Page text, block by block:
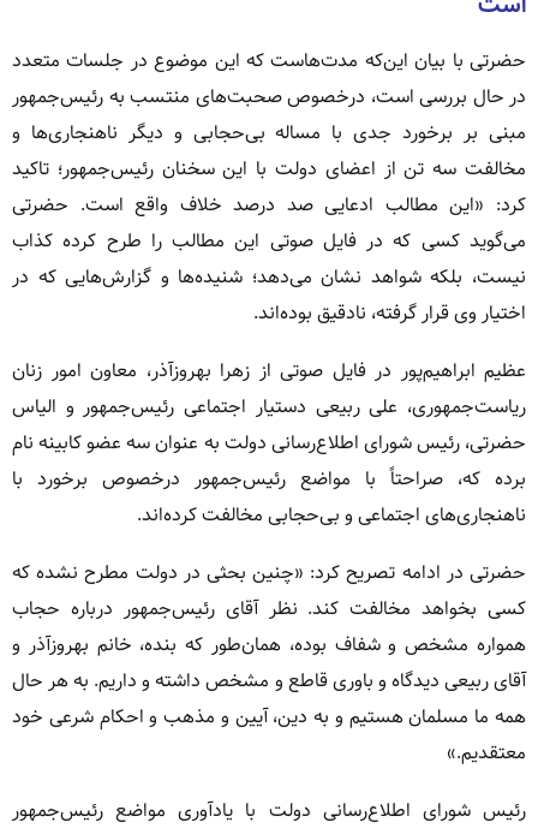
حضرتی با بیان این‌که مدت‌هاست که این موضوع در جلسات متعدد
در حال بررسی است، درخصوص صحبت‌های منتسب به رئیس‌جمهور
مبنی بر برخورد جدی با مساله بی‌حجابی و دیگر ناهنجاری‌ها و
مخالفت سه تن از اعضای دولت با این سخنان رئیس‌جمهور؛ تاکید
کرد: «این مطالب ادعایی صد درصد خلاف واقع است. حضرتی
می‌گوید کسی که در فایل صوتی این مطالب را طرح کرده کذاب
نیست، بلکه شواهد نشان می‌دهد؛ شنیده‌ها و گزارش‌هایی که در
اختیار وی قرار گرفته، نادقیق بوده‌اند.
عظیم ابراهیم‌پور در فایل صوتی از زهرا بهروزآذر، معاون امور زنان
ریاست‌جمهوری، علی ربیعی دستیار اجتماعی رئیس‌جمهور و الیاس
حضرتی، رئیس شورای اطلاع‌رسانی دولت به عنوان سه عضو کابینه نام
برده که، صراحتاً با مواضع رئیس‌جمهور درخصوص برخورد با
ناهنجاری‌های اجتماعی و بی‌حجابی مخالفت کرده‌اند.
حضرتی در ادامه تصریح کرد: «چنین بحثی در دولت مطرح نشده که
کسی بخواهد مخالفت کند. نظر آقای رئیس‌جمهور درباره حجاب
همواره مشخص و شفاف بوده، همان‌طور که بنده، خانم بهروزآذر و
آقای ربیعی دیدگاه و باوری قاطع و مشخص داشته و داریم. به هر حال
همه ما مسلمان هستیم و به دین، آیین و مذهب و احکام شرعی خود
معتقدیم.»
رئیس شورای اطلاع‌رسانی دولت با یادآوری مواضع رئیس‌جمهور